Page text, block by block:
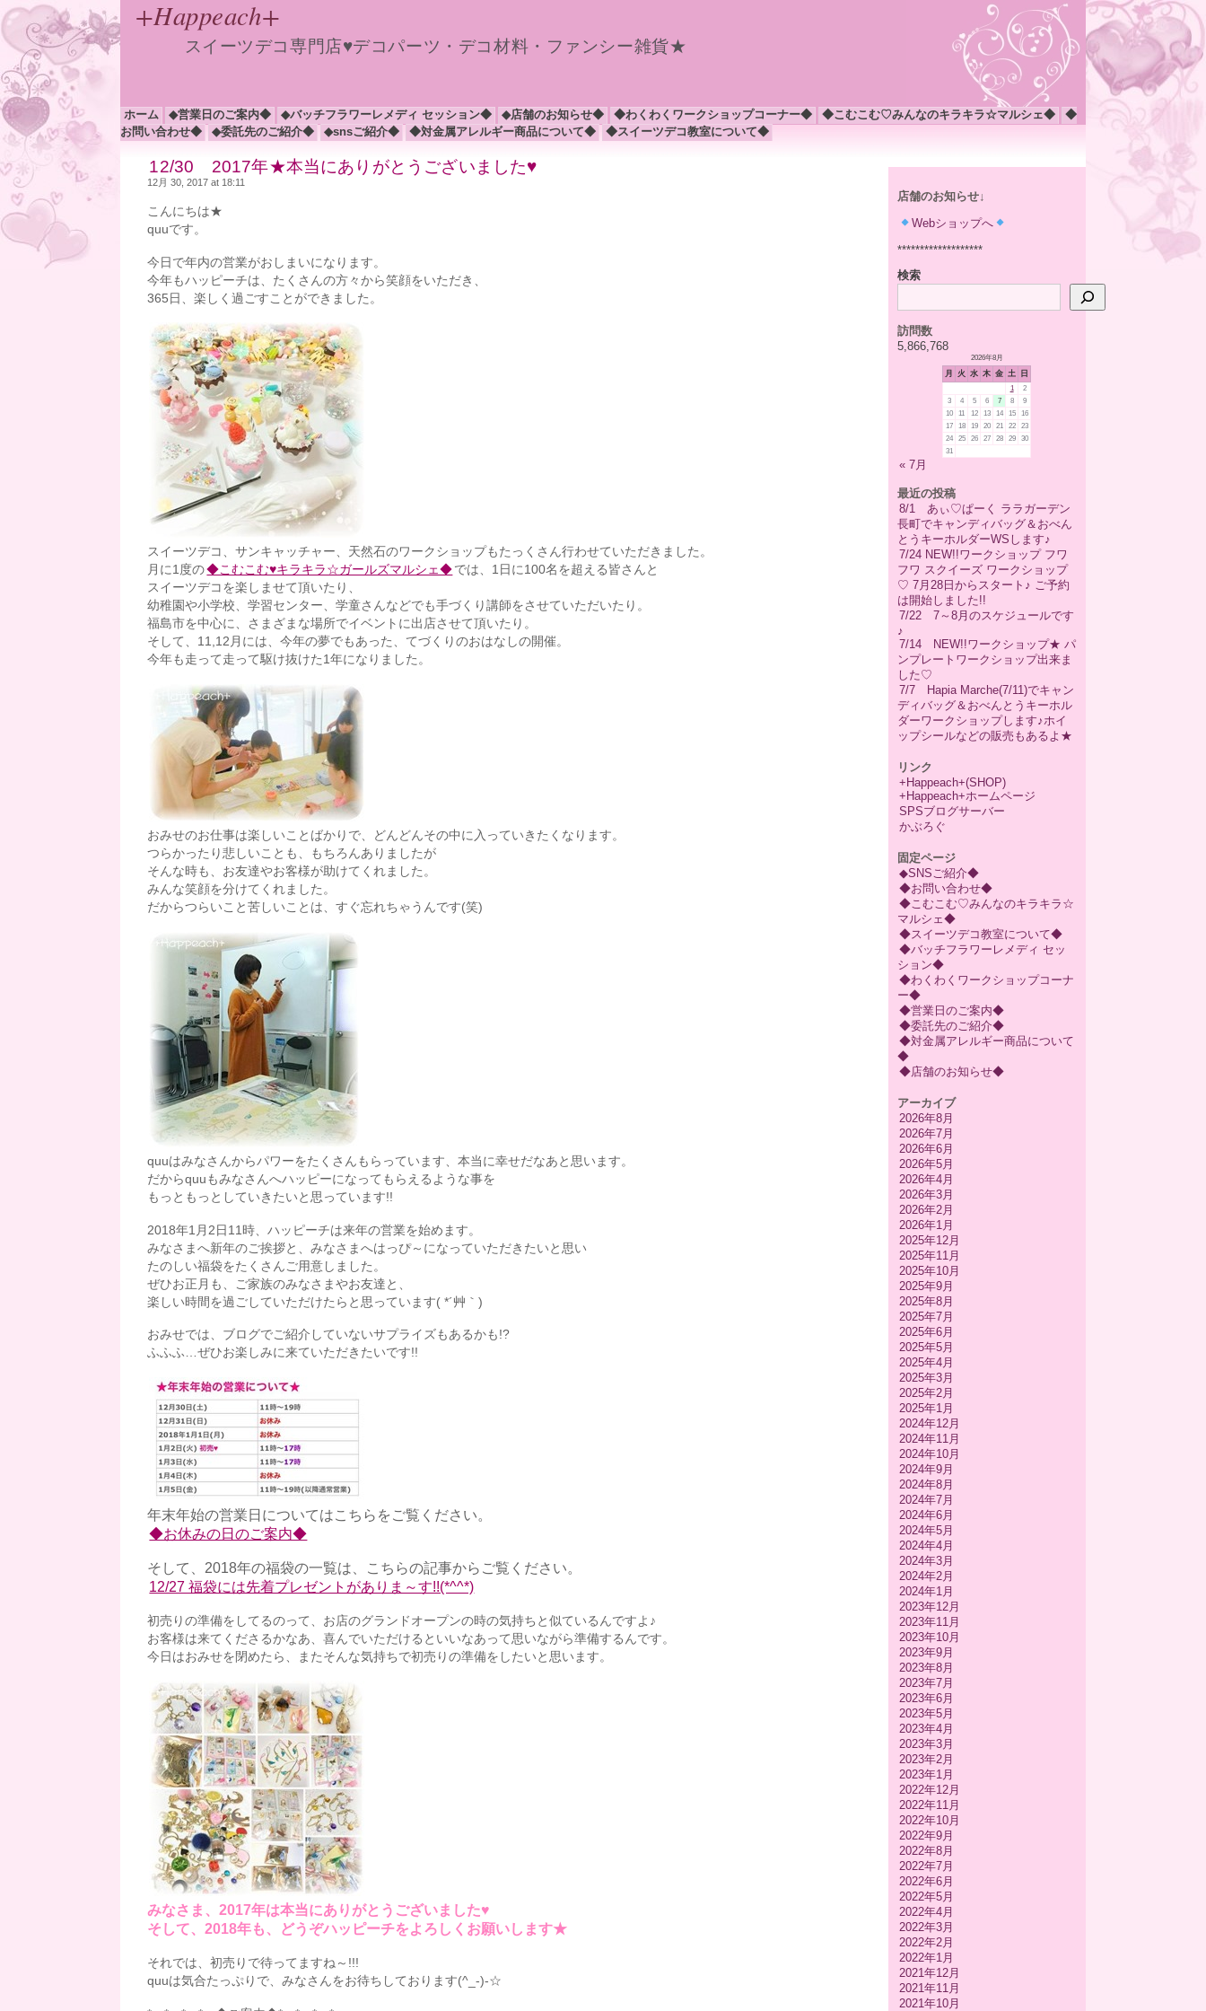
+Happeach+
スイーツデコ専門店♥デコパーツ・デコ材料・ファンシー雑貨★
ホーム ◆営業日のご案内◆ ◆バッチフラワーレメディ セッション◆ ◆店舗のお知らせ◆ ◆わくわくワークショップコーナー◆ ◆こむこむ♡みんなのキラキラ☆マルシェ◆
◆
お問い合わせ◆
◆委託先のご紹介◆ ◆snsご紹介◆ ◆対金属アレルギー商品について◆ ◆スイーツデコ教室について◆
店舗のお知らせ↓
Webショップへ
*******************
検索
訪問数
5,866,768
2026年8月
月 火 水 木 金 土 日
1
2
3
4 5 6 7 8
9
10
11 12 13 14 15
16
17
18 19 20 21 22
23
24
25 26 27 28 29
30
31
« 7月
最近の投稿
8/1 あぃ♡ぱーく ララガーデン
長町でキャンディバッグ＆おべん
とうキーホルダーWSします♪
7/24 NEW!!ワークショップ フワ
フワ スクイーズ ワークショップ
♡ 7月28日からスタート♪ ご予約
は開始しました!!
7/22 7～8月のスケジュールです
♪
7/14 NEW!!ワークショップ★ パ
ンプレートワークショップ出来ま
した♡
7/7 Hapia Marche(7/11)でキャン
ディバッグ＆おべんとうキーホル
ダーワークショップします♪ホイ
ップシールなどの販売もあるよ★
リンク
+Happeach+(SHOP)
+Happeach+ホームページ
SPSブログサーバー
かぶろぐ
固定ページ
◆SNSご紹介◆
◆お問い合わせ◆
◆こむこむ♡みんなのキラキラ☆
マルシェ◆
◆スイーツデコ教室について◆
◆バッチフラワーレメディ セッ
ション◆
◆わくわくワークショップコーナ
ー◆
◆営業日のご案内◆
◆委託先のご紹介◆
◆対金属アレルギー商品について
◆
◆店舗のお知らせ◆
アーカイブ
2026年8月
2026年7月
2026年6月
2026年5月
2026年4月
2026年3月
2026年2月
2026年1月
2025年12月
2025年11月
2025年10月
2025年9月
2025年8月
2025年7月
2025年6月
2025年5月
2025年4月
2025年3月
2025年2月
2025年1月
2024年12月
2024年11月
2024年10月
2024年9月
2024年8月
2024年7月
2024年6月
2024年5月
2024年4月
2024年3月
2024年2月
2024年1月
2023年12月
2023年11月
2023年10月
2023年9月
2023年8月
2023年7月
2023年6月
2023年5月
2023年4月
2023年3月
2023年2月
2023年1月
2022年12月
2022年11月
2022年10月
2022年9月
2022年8月
2022年7月
2022年6月
2022年5月
2022年4月
2022年3月
2022年2月
2022年1月
2021年12月
2021年11月
2021年10月
12/30 2017年★本当にありがとうございました♥
12月 30, 2017 at 18:11
こんにちは★
quuです。
今日で年内の営業がおしまいになります。
今年もハッピーチは、たくさんの方々から笑顔をいただき、
365日、楽しく過ごすことができました。
スイーツデコ、サンキャッチャー、天然石のワークショップもたっくさん行わせていただきました。
月に1度の◆こむこむ♥キラキラ☆ガールズマルシェ◆ では、1日に100名を超える皆さんと
スイーツデコを楽しませて頂いたり、
幼稚園や小学校、学習センター、学童さんなどでも手づくり講師をさせていただいたり。
福島市を中心に、さまざまな場所でイベントに出店させて頂いたり。
そして、11,12月には、今年の夢でもあった、てづくりのおはなしの開催。
今年も走って走って駆け抜けた1年になりました。
おみせのお仕事は楽しいことばかりで、どんどんその中に入っていきたくなります。
つらかったり悲しいことも、もちろんありましたが
そんな時も、お友達やお客様が助けてくれました。
みんな笑顔を分けてくれました。
だからつらいこと苦しいことは、すぐ忘れちゃうんです(笑)
quuはみなさんからパワーをたくさんもらっています、本当に幸せだなあと思います。
だからquuもみなさんへハッピーになってもらえるような事を
もっともっとしていきたいと思っています!!
2018年1月2日11時、ハッピーチは来年の営業を始めます。
みなさまへ新年のご挨拶と、みなさまへはっぴ～になっていただきたいと思い
たのしい福袋をたくさんご用意しました。
ぜひお正月も、ご家族のみなさまやお友達と、
楽しい時間を過ごしていただけたらと思っています( *´艸｀)
おみせでは、ブログでご紹介していないサプライズもあるかも!?
ふふふ…ぜひお楽しみに来ていただきたいです!!
年末年始の営業日についてはこちらをご覧ください。
◆お休みの日のご案内◆
そして、2018年の福袋の一覧は、こちらの記事からご覧ください。
12/27 福袋には先着プレゼントがありま～す!!(*^^*)
初売りの準備をしてるのって、お店のグランドオープンの時の気持ちと似ているんですよ♪
お客様は来てくださるかなあ、喜んでいただけるといいなあって思いながら準備するんです。
今日はおみせを閉めたら、またそんな気持ちで初売りの準備をしたいと思います。
みなさま、2017年は本当にありがとうございました♥
そして、2018年も、どうぞハッピーチをよろしくお願いします★
それでは、初売りで待ってますね～!!!
quuは気合たっぷりで、みなさんをお待ちしております(^_-)-☆